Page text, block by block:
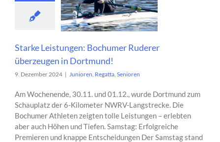
Starke Leistungen: Bochumer Ruderer
überzeugen in Dortmund!
9. Dezember 2024 | Junioren Regatta Senioren
Am Wochenende, 30.11. und 01.12., wurde Dortmund zum
Schauplatz der 6-Kilometer NWRV-Langstrecke. Die
Bochumer Athleten zeigten tolle Leistungen – erlebten
aber auch Höhen und Tiefen. Samstag: Erfolgreiche
Premieren und knappe Entscheidungen Der Samstag stand